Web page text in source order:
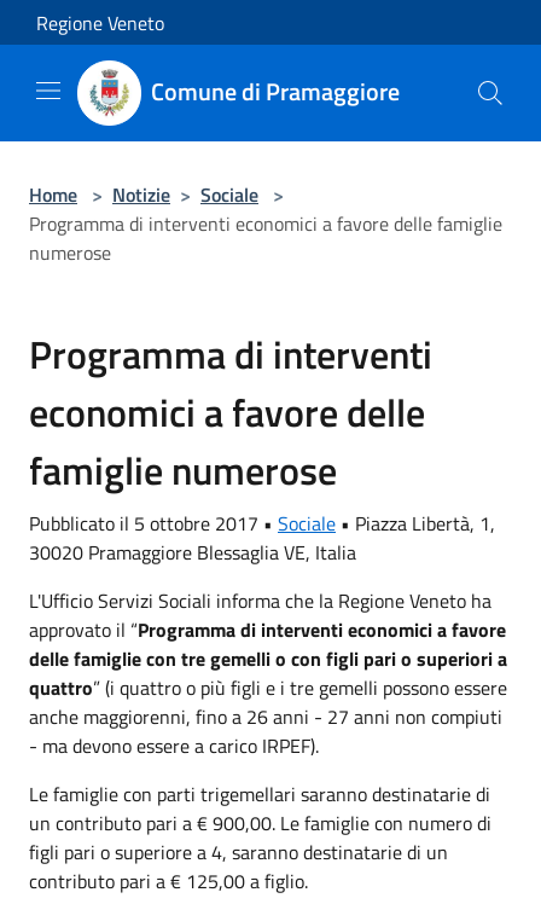
Salta al contenuto principale
Regione Veneto
Comune di Pramaggiore
Home > Notizie > Sociale >
Programma di interventi economici a favore delle famiglie
numerose
Programma di interventi
economici a favore delle
famiglie numerose
Pubblicato il 5 ottobre 2017 • Sociale • Piazza Libertà, 1,
30020 Pramaggiore Blessaglia VE, Italia
L'Ufficio Servizi Sociali informa che la Regione Veneto ha
approvato il “Programma di interventi economici a favore
delle famiglie con tre gemelli o con figli pari o superiori a
quattro” (i quattro o più figli e i tre gemelli possono essere
anche maggiorenni, fino a 26 anni - 27 anni non compiuti
- ma devono essere a carico IRPEF).
Le famiglie con parti trigemellari saranno destinatarie di
un contributo pari a € 900,00. Le famiglie con numero di
figli pari o superiore a 4, saranno destinatarie di un
contributo pari a € 125,00 a figlio.